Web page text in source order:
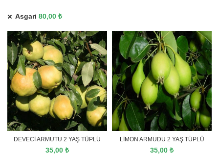
Asgari 80,00 ₺
DEVECİ ARMUTU 2 YAŞ TÜPLÜ
35,00 ₺
LİMON ARMUDU 2 YAŞ TÜPLÜ
35,00 ₺